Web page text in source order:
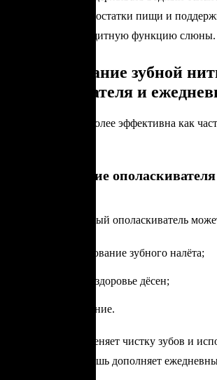
помогает удалять остатки пищи и
естественную защитную функцию слюны.
Использование зубной
ополаскивателя и
Зубная нить наиболее эффективна как
Использование
Антибактериальный ополаскиватель
снижать образование зубного налёта;
поддерживать здоровье дёсен;
освежать дыхание.
Однако он не заменяет чистку зубов и
зубной нити, а лишь дополняет